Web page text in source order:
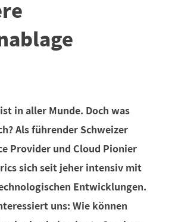
in aller Munde. Doch was
Als führender Schweizer
Provider und Cloud Pionier
sich seit jeher intensiv mit
Entwicklungen.
uns: Wie können